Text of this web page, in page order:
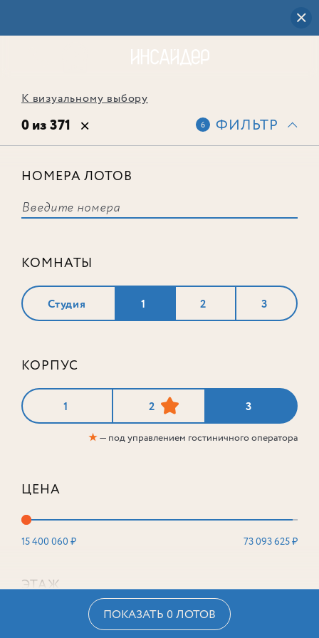
К визуальному выбору
0 из 371 6 ФИЛЬТР
НОМЕРА ЛОТОВ
КОМНАТЫ
Студия 1 2 3
КОРПУС
1 2 3
★— под управлением гостиничного оператора
ЦЕНА
15 400 060 ₽ 73 093 625 ₽
ЭТАЖ
ПОКАЗАТЬ 0 ЛОТОВ
соответствует ни одного лота